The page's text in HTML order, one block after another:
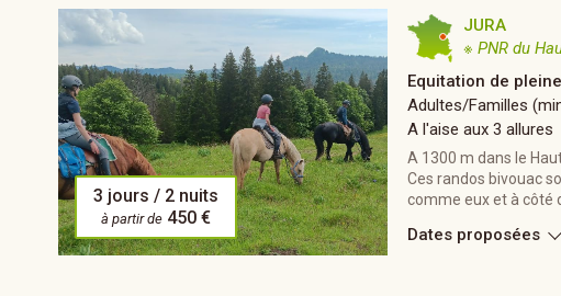
3 jours / 2 nuits
à partir de 450 €
JURA
※ PNR du
Equitation de
Adultes/Familles
A l'aise aux 3 allures
A 1300 m dans le
Ces randos bivouac
comme eux et à côté
Dates proposées